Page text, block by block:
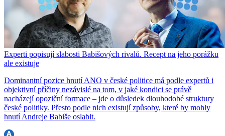
Experti popisují slabosti Babišových rivalů. Recept na jeho porážku
ale existuje
Dominantní pozice hnutí ANO v české politice má podle expertů i
objektivní příčiny nezávislé na tom, v jaké kondici se právě
nacházejí opoziční formace – jde o důsledek dlouhodobé struktury
české politiky. Přesto podle nich existují způsoby, které by mohly
hnutí Andreje Babiše oslabit.